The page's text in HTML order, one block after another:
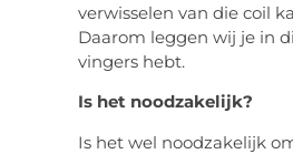
verwisselen van die coil
Daarom leggen wij je in
vingers hebt.
Is het noodzakelijk?
Is het wel noodzakelijk